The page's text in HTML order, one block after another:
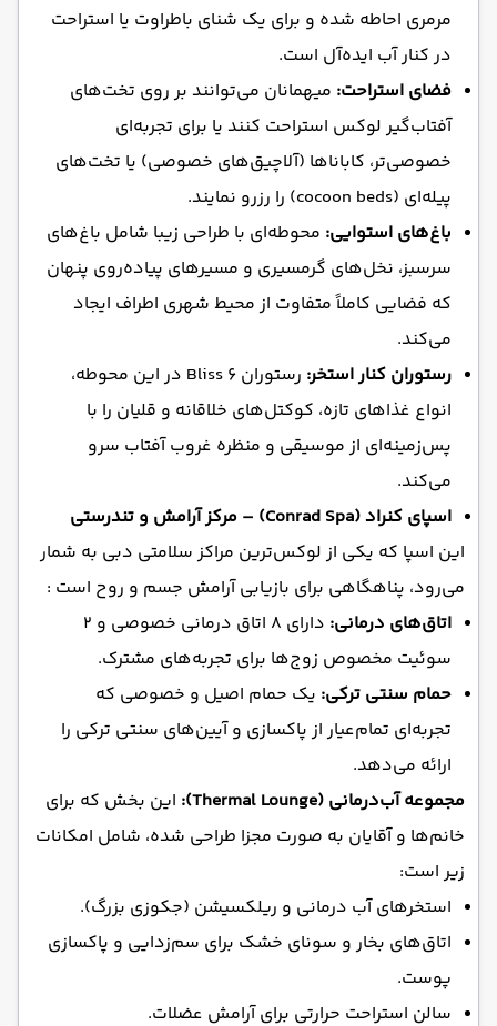
مرمری احاطه شده و برای یک شنای باطراوت یا استراحت
در کنار آب ایده‌آل است.
فضای استراحت: میهمانان می‌توانند بر روی تخت‌های
آفتاب‌گیر لوکس استراحت کنند یا برای تجربه‌ای
خصوصی‌تر، کاباناها (آلاچیق‌های خصوصی) یا تخت‌های
پیله‌ای (cocoon beds) را رزرو نمایند.
باغ‌های استوایی: محوطه‌ای با طراحی زیبا شامل باغ‌های
سرسبز، نخل‌های گرمسیری و مسیرهای پیاده‌روی پنهان
که فضایی کاملاً متفاوت از محیط شهری اطراف ایجاد
می‌کند.
رستوران کنار استخر:
رستوران Bliss 6 در این محوطه،
انواع غذاهای تازه، کوکتل‌های خلاقانه و قلیان را با
پس‌زمینه‌ای از موسیقی و منظره غروب آفتاب سرو
می‌کند.
اسپای کنراد (Conrad Spa) – مرکز آرامش و تندرستی
این اسپا که یکی از لوکس‌ترین مراکز سلامتی دبی به شمار
می‌رود، پناهگاهی برای بازیابی آرامش جسم و روح است :
اتاق‌های درمانی:
دارای ۸ اتاق درمانی خصوصی و ۲
سوئیت مخصوص زوج‌ها برای تجربه‌های مشترک.
حمام سنتی ترکی: یک حمام اصیل و خصوصی که
تجربه‌ای تمام‌عیار از پاکسازی و آیین‌های سنتی ترکی را
ارائه می‌دهد.
مجموعه آب‌درمانی (Thermal Lounge):
این بخش که برای
خانم‌ها و آقایان به صورت مجزا طراحی شده، شامل امکانات
زیر است:
استخرهای آب درمانی و ریلکسیشن (جکوزی بزرگ).
اتاق‌های بخار و سونای خشک برای سم‌زدایی و پاکسازی
پوست.
سالن استراحت حرارتی برای آرامش عضلات.